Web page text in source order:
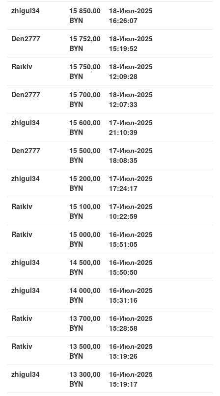
zhigul34
15 850,00
BYN
18-Июл-2025
16:26:07
Den2777
15 752,00
BYN
18-Июл-2025
15:19:52
Ratkiv
15 750,00
BYN
18-Июл-2025
12:09:28
Den2777
15 700,00
BYN
18-Июл-2025
12:07:33
zhigul34
15 600,00
BYN
17-Июл-2025
21:10:39
Den2777
15 500,00
BYN
17-Июл-2025
18:08:35
zhigul34
15 200,00
BYN
17-Июл-2025
17:24:17
Ratkiv
15 100,00
BYN
17-Июл-2025
10:22:59
Ratkiv
15 000,00
BYN
16-Июл-2025
15:51:05
zhigul34
14 500,00
BYN
16-Июл-2025
15:50:50
zhigul34
14 000,00
BYN
16-Июл-2025
15:31:16
Ratkiv
13 700,00
BYN
16-Июл-2025
15:28:58
Ratkiv
13 500,00
BYN
16-Июл-2025
15:19:26
zhigul34
13 300,00
BYN
16-Июл-2025
15:19:17